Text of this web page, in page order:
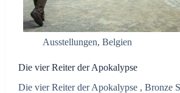
Ausstellungen, Belgien
Die vier Reiter der Apokalypse
Die vier Reiter der Apokalypse , Bronze